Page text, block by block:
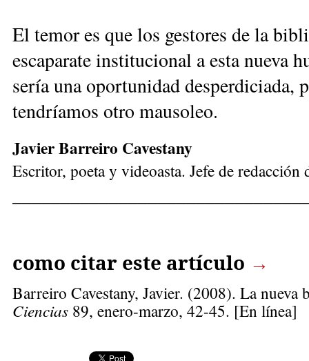
El temor es que los gestores de la
escaparate institucional a esta nueva
sería una oportunidad desperdiciada,
tendríamos otro mausoleo.
Javier Barreiro Cavestany
Escritor, poeta y videoasta. Jefe de
como citar este artículo →
Barreiro Cavestany, Javier. (2008). La nueva
Ciencias 89, enero-marzo, 42-45. [En línea]